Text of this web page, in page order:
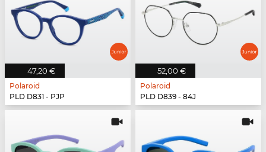
47,20 €
Polaroid
PLD D831 - PJP
52,00 €
Polaroid
PLD D839 - 84J